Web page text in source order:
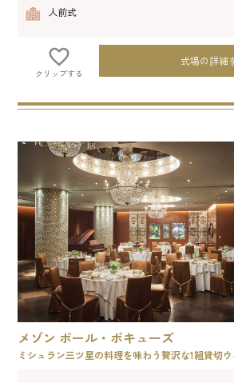
人前式
クリップする
式場の詳細
メゾン ポール・ボキューズ
ミシュラン三ツ星の料理を味わう贅沢な1組貸切